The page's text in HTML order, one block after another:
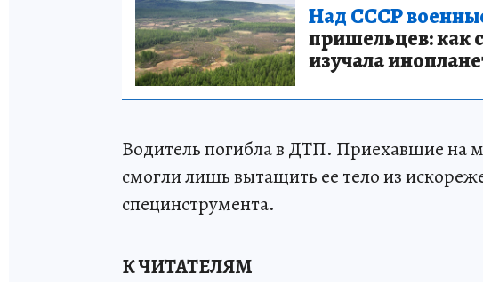
Над СССР
пришельцев: как
изучала
Водитель погибла в ДТП. Приехавшие на
смогли лишь вытащить ее тело из
специнструмента.
К ЧИТАТЕЛЯМ